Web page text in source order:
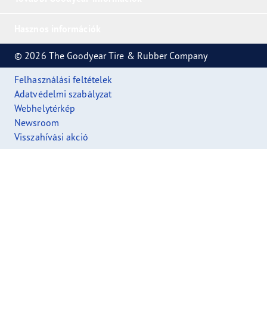
© 2026 The Goodyear Tire & Rubber Company
Felhasználási feltételek
Adatvédelmi szabályzat
Webhelytérkép
Newsroom
Visszahívási akció